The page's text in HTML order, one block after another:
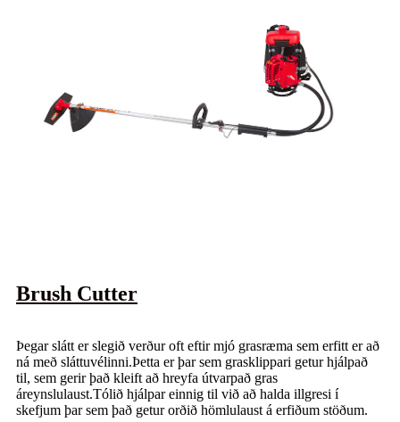
Brush Cutter
Þegar slátt er slegið verður oft eftir mjó grasræma sem erfitt er að
ná með sláttuvélinni.Þetta er þar sem grasklippari getur hjálpað
til, sem gerir það kleift að hreyfa útvarpað gras
áreynslulaust.Tólið hjálpar einnig til við að halda illgresi í
skefjum þar sem það getur orðið hömlulaust á erfiðum stöðum.